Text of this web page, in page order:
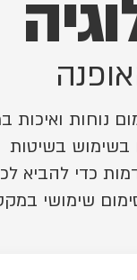
נוחות ואיכות
בשימוש בשיטות
כדי להביא
שימושי